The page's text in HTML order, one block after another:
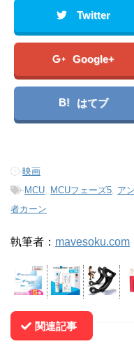
Twitter
Google+
B! はてブ
-映画
-MCU MCUフェーズ5 ア
者カーン
執筆者： mavesoku.com
関連記事